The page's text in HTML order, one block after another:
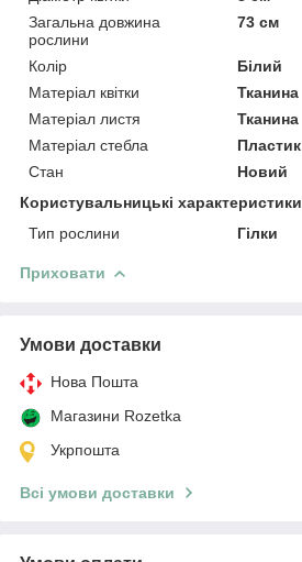
Загальна довжина
рослини
73 см
Колір
Білий
Матеріал квітки
Тканина
Матеріал листя
Тканина
Матеріал стебла
Пластик
Стан
Новий
Користувальницькі характеристики
Тип рослини
Гілки
Приховати
Умови доставки
Нова Пошта
Магазини Rozetka
Укрпошта
Всі умови доставки